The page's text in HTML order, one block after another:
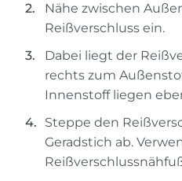
Nähe zwischen
Reißverschluss ein.
Dabei liegt der
rechts zum
Innenstoff liegen
Steppe den
Geradstich ab.